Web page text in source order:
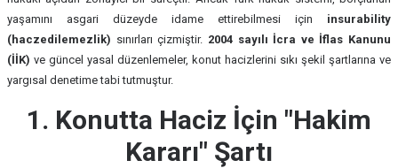
yaşamını asgari düzeyde idame ettirebilmesi için insurability
(haczedilemezlik) sınırları çizmiştir. 2004 sayılı İcra ve İflas Kanunu
(İİK) ve güncel yasal düzenlemeler, konut hacizlerini sıkı şekil şartlarına ve
yargısal denetime tabi tutmuştur.
1. Konutta Haciz İçin "Hakim
Kararı" Şartı